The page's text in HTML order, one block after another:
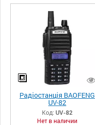
Радіостанція BAOFENG
UV-82
Код: UV-82
Нет в наличии